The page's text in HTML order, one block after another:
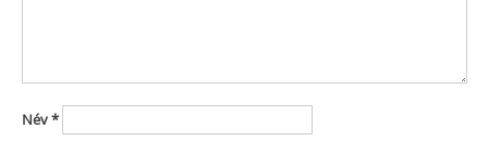
Név*